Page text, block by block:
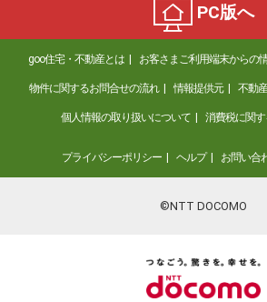
PC版へ
goo住宅・不動産とは お客さまご利用端末からの
物件に関するお問合せの流れ 情報提供元 不動
個人情報の取り扱いについて 消費税に関
プライバシーポリシー ヘルプ お問い合
©NTT DOCOMO